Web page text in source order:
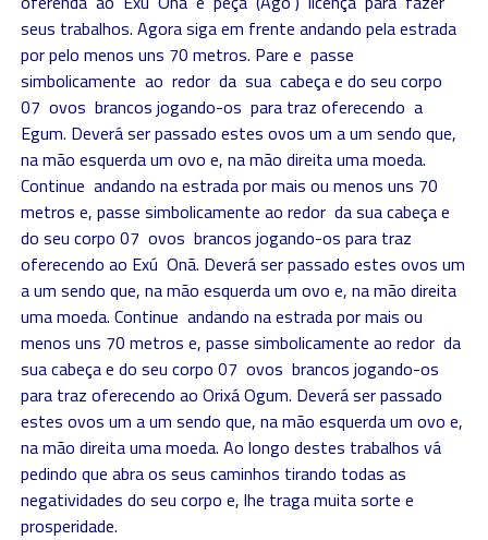
seus trabalhos. Agora siga em frente andando pela estrada
por pelo menos uns 70 metros. Pare e passe
simbolicamente ao redor da sua cabeça e do seu corpo
07 ovos brancos jogando-os para traz oferecendo a
Egum. Deverá ser passado estes ovos um a um sendo que,
na mão esquerda um ovo e, na mão direita uma moeda.
Continue andando na estrada por mais ou menos uns 70
metros e, passe simbolicamente ao redor da sua cabeça e
do seu corpo 07 ovos brancos jogando-os para traz
oferecendo ao Exú Onã. Deverá ser passado estes ovos um
a um sendo que, na mão esquerda um ovo e, na mão direita
uma moeda. Continue andando na estrada por mais ou
menos uns 70 metros e, passe simbolicamente ao redor da
sua cabeça e do seu corpo 07 ovos brancos jogando-os
para traz oferecendo ao Orixá Ogum. Deverá ser passado
estes ovos um a um sendo que, na mão esquerda um ovo e,
na mão direita uma moeda. Ao longo destes trabalhos vá
pedindo que abra os seus caminhos tirando todas as
negatividades do seu corpo e, lhe traga muita sorte e
prosperidade.